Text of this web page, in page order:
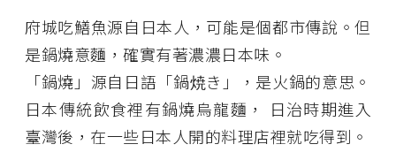
府城吃鱔魚源自日本人，可能是個都市傳說。但
是鍋燒意麵，確實有著濃濃日本味。
「鍋燒」源自日語「鍋焼き」，是火鍋的意思。
日本傳統飲食裡有鍋燒烏龍麵， 日治時期進入
臺灣後，在一些日本人開的料理店裡就吃得到。